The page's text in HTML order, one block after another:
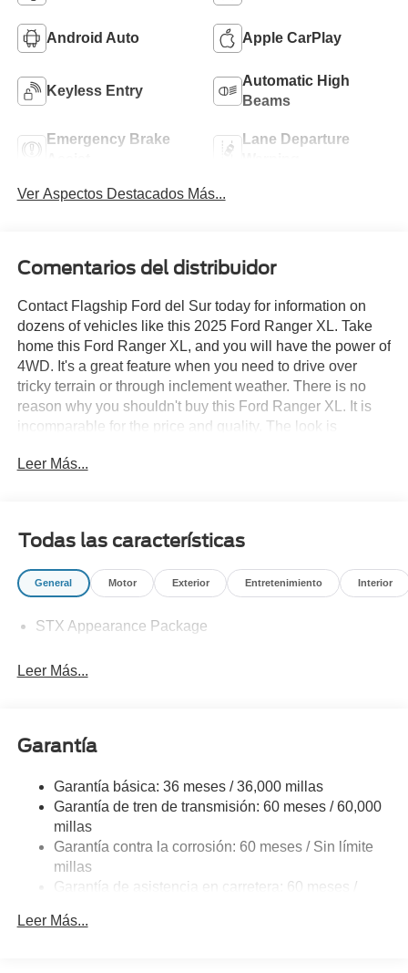
Android Auto Apple CarPlay
Keyless Entry
Automatic High
Beams
Emergency Brake
Lane Departure
Ver Aspectos Destacados Más...
Comentarios del distribuidor
Contact Flagship Ford del Sur today for information on
dozens of vehicles like this 2025 Ford Ranger XL. Take
home this Ford Ranger XL, and you will have the power of
4WD. It's a great feature when you need to drive over
tricky terrain or through inclement weather. There is no
reason why you shouldn't buy this Ford Ranger XL. It is
incomparable for the price and quality. The look is
technology of this Ford Ranger XL will definitely turn
Leer Más...
Todas las características
General Motor Exterior Entretenimiento Interior
STX Appearance Package
Leer Más...
Garantía
Garantía básica: 36 meses / 36,000 millas
Garantía de tren de transmisión: 60 meses / 60,000
millas
Garantía contra la corrosión: 60 meses / Sin límite
millas
Garantía de asistencia en carretera: 60 meses /
Leer Más...